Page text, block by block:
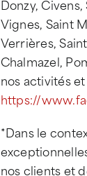
Donzy,
Vignes, Saint
Verrières,
Chalmazel,
nos activités
https://
*Dans le
nos clients et